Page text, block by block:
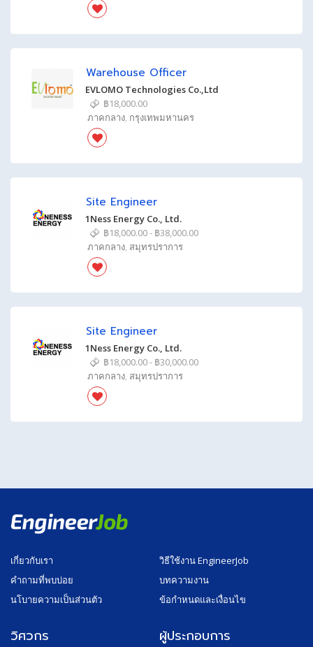
Warehouse Officer
EVLOMO Technologies Co.,Ltd
฿18,000.00
ภาคกลาง, กรุงเทพมหานคร
Site Engineer
1Ness Energy Co., Ltd.
฿18,000.00 - ฿38,000.00
ภาคกลาง, สมุทรปราการ
Site Engineer
1Ness Energy Co., Ltd.
฿18,000.00 - ฿30,000.00
ภาคกลาง, สมุทรปราการ
เกี่ยวกับเรา
คำถามที่พบบ่อย
นโบายความเป็นส่วนตัว
วิธีใช้งาน EngineerJob
บทความงาน
ข้อกำหนดและเงื่อนไข
วิศวกร ผู้ประกอบการ